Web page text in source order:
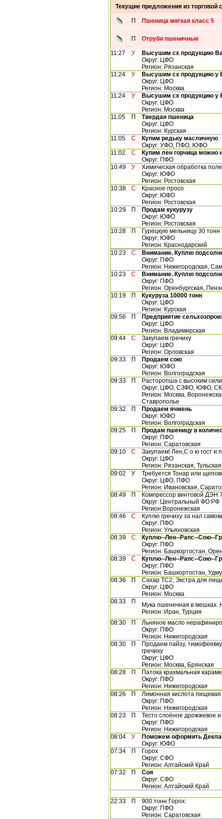
Текущие предложения из торговой
П Пшеница мягкая класс 5
П Отруби пшеничные
11:27 У
Высушим сх продукцию
Округ: ЦФО
Регион: Рязанская
11:24
У
Высушим сх продукцию у
Округ: ЦФО
Регион: Москва
11:24
У
Высушим сх продукцию у
Округ: ЦФО
Регион: Москва
11:05
П Твердая пшеница
Округ: ЦФО
Регион: Курская
11:05
С
Купим редьку масличную
Округ: УФО, ПФО, ЮФО
11:02
С
Купим лен горчица можно
Округ: ПФО
10:49
У
Химическая обработка
Округ: ЮФО
Регион: Ростовская
10:38
С
Красное просо
Округ: ЮФО
Регион: Ростовская
10:29
П
Продам кукурузу
Округ: ЮФО
Регион: Ростовская
10:28
П
Гурецкую мельницу 30 тонн
Округ: ЮФО
Регион: Краснодарский
10:23
С
Внимание. Куплю
Округ: ПФО
Регион: Нижегородская,
10:23
С
Внимание. Куплю
Округ: ПФО
Регион: Оренбургская,
10:19
П
Кукуруза 10000 тонн
Округ: ЦФО
Регион: Курская
09:56
П
Предприятие
Округ: ЦФО
Регион: Владимирская
09:44
С
Закупаем гречиху
Округ: ЦФО
Регион: Орловская
09:33
П
Продаем сою
Округ: ЮФО
Регион: Волгоградская
09:33
П
Расторопша с высоким
Округ: ЦФО, СЗФО, ЮФО,
Регион: Москва,
Ставрополье
09:32
П
Продаем ячмень
Округ: ЮФО
Регион: Волгоградская
09:25
П
Продам пшеницу в
Округ: ПФО
Регион: Саратовская
09:10
С
Закупаем! Лен,С о ю гост и
Округ: ЦФО
Регион: Рязанская, Тульская
09:02
У Требуется Тонар или
Округ: ЦФО, ПФО
Регион: Ивановская,
08:49
П
Компрессор винтовой ДЭН
Округ: Центральный ФО РФ
Регион:Воронежская
08:46
С
Куплю гречиху за нал
Округ: ПФО
Регион: Ульяновская
08:39
С
Куплю--Лен--Рапс--Сою--
Округ: ПФО
Регион: Башкортостан,
08:39
С
Куплю--Лен--Рапс--Сою--
Округ: ПФО
Регион: Башкортостан,
08:36
П Сахар ТС2, Экстра для
Округ: ЦФО
Регион: Москва
08:33
П
Мука пшеничная в мешках.
Регион: Иран, Турция
08:30
П Льняное масло
Округ: ПФО
Регион: Нижегородская
08:30
П
Продаем пайзу,
гречиху
Округ: ЦФО
Регион: Москва, Брянская
08:28
П
Патока крахмальная
Округ: ПФО
Регион: Нижегородская
08:26
П Лимонная кислота пищевая
Округ: ПФО
Регион: Нижегородская
08:23
П Тесто слоёное дрожжевое
Округ: ПФО
Регион: Нижегородская
08:04
У
Поможем оформить
Округ: ЮФО
07:34
П
Горох
Округ: СФО
Регион: Алтайский Край
07:32
П Соя
Округ: СФО
Регион: Алтайский Край
22:33 П 900 тонн Горох.
Округ: ПФО
Регион: Саратовская